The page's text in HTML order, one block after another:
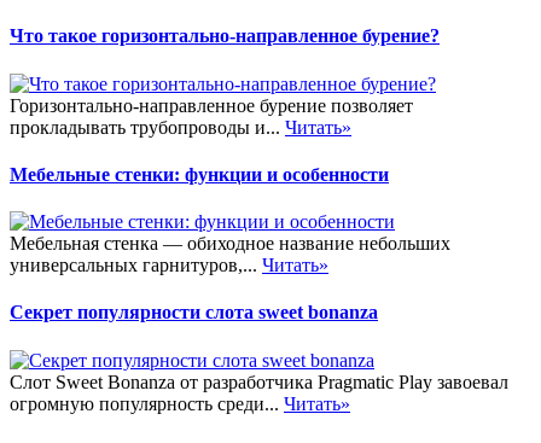
Что такое горизонтально-направленное бурение?
Горизонтально-направленное бурение позволяет
прокладывать трубопроводы и... Читать»
Мебельные стенки: функции и особенности
Мебельная стенка — обиходное название небольших
универсальных гарнитуров,... Читать»
Секрет популярности слота sweet bonanza
Слот Sweet Bonanza от разработчика Pragmatic Play завоевал
огромную популярность среди... Читать»